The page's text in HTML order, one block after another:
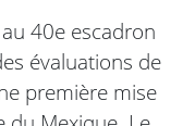
40e escadron
évaluations de
première mise